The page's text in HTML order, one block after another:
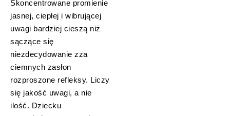
Skoncentrowane promienie
jasnej, ciepłej i wibrującej
uwagi bardziej cieszą niż
sączące się
niezdecydowanie zza
ciemnych zasłon
rozproszone refleksy. Liczy
się jakość uwagi, a nie
ilość. Dziecku